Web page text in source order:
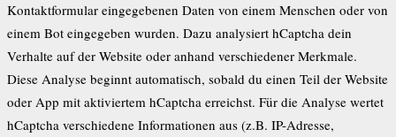
Kontaktformular eingegebenen Daten von einem Menschen oder von
einem Bot eingegeben wurden. Dazu analysiert hCaptcha dein
Verhalte auf der Website oder anhand verschiedener Merkmale.
Diese Analyse beginnt automatisch, sobald du einen Teil der Website
oder App mit aktiviertem hCaptcha erreichst. Für die Analyse wertet
hCaptcha verschiedene Informationen aus (z.B. IP-Adresse,